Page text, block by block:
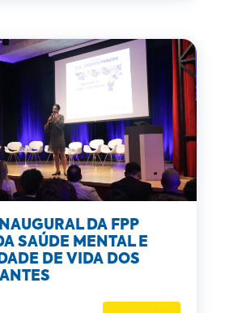
DA FPP
SAÚDE MENTAL E
DE VIDA DOS